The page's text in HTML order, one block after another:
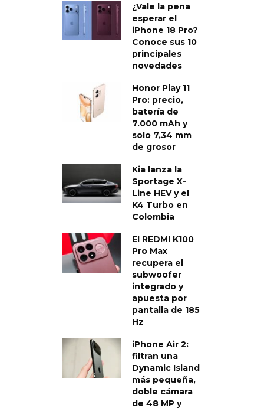
¿Vale la pena
esperar el
iPhone 18 Pro?
Conoce sus 10
principales
novedades
Honor Play 11
Pro: precio,
batería de
7.000 mAh y
solo 7,34 mm
de grosor
Kia lanza la
Sportage X-
Line HEV y el
K4 Turbo en
Colombia
El REDMI K100
Pro Max
recupera el
subwoofer
integrado y
apuesta por
pantalla de 185
Hz
iPhone Air 2:
filtran una
Dynamic Island
más pequeña,
doble cámara
de 48 MP y